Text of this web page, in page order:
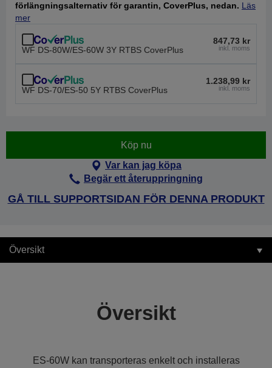
förlängningsalternativ för garantin, CoverPlus, nedan. Läs
mer
WF DS-80W/ES-60W 3Y RTBS CoverPlus
847,73 kr
inkl. moms
WF DS-70/ES-50 5Y RTBS CoverPlus
1.238,99 kr
inkl. moms
Köp nu
Var kan jag köpa
Begär ett återuppringning
GÅ TILL SUPPORTSIDAN FÖR DENNA PRODUKT
Översikt
Översikt
ES-60W kan transporteras enkelt och installeras